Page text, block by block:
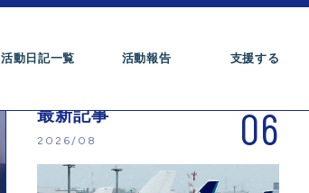
活動日記一覧 活動報告 支援する
最新記事
2026/08 06